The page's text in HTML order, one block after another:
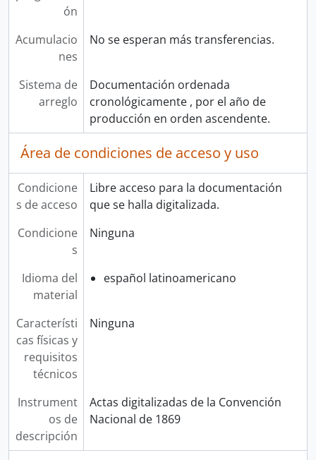
ón
Acumulacio
nes
No se esperan más transferencias.
Sistema de
arreglo
Documentación ordenada
cronológicamente , por el año de
producción en orden ascendente.
Área de condiciones de acceso y uso
Condicione
s de acceso
Libre acceso para la documentación
que se halla digitalizada.
Condicione
s
Ninguna
Idioma del
material
español latinoamericano
Característi
cas físicas y
requisitos
técnicos
Ninguna
Instrument
os de
descripción
Actas digitalizadas de la Convención
Nacional de 1869